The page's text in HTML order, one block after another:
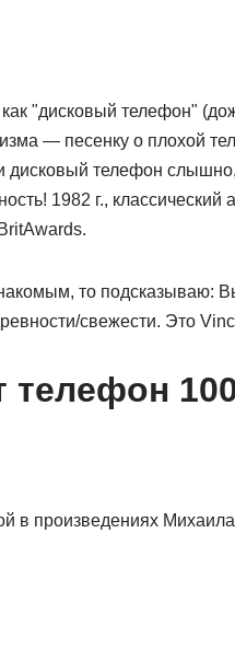
как "дисковый телефон"
— песенку о плохой
дисковый телефон
1982 г.,
то подсказываю:
свежести. Это
телефон
в произведениях